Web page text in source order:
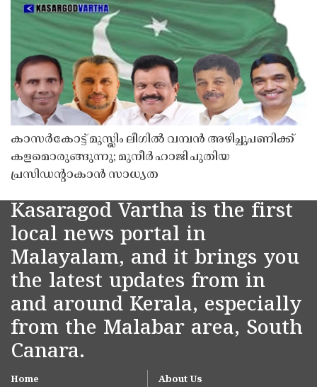
കാസർകോട്ട് മുസ്ലിം ലീഗിൽ വമ്പൻ അഴിച്ചുപണിക്ക്
കളമൊരുങ്ങുന്നു; മുനീർ ഹാജി പുതിയ
പ്രസിഡൻ്റാകാൻ സാധ്യത
Kasaragod Vartha is the first
local news portal in
Malayalam, and it brings you
the latest updates from in
and around Kerala, especially
from the Malabar area, South
Canara.
Home About Us